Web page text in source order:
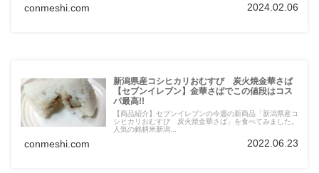
conmeshi.com 2024.02.06
新潟県産コシヒカリおむすび 炭火焼金華さば
【セブンイレブン】金華さばでこの値段はコス
パ最高!!
【商品紹介】セブンイレブンの今週の新商品「新潟県産コ
シヒカリおむすび 炭火焼金華さば」を食べてみました。
人気の銘柄米新潟...
conmeshi.com 2022.06.23